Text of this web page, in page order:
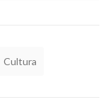
Cultura